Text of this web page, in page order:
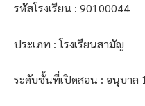
รหัสโรงเรียน : 90100044
ประเภท : โรงเรียนสามัญ
ระดับชั้นที่เปิดสอน : อนุบาล